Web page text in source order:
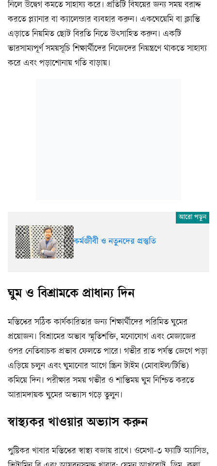
নিলে উদ্বেগ কমতে সাহায্য করে। প্রতিটি বিষয়ের জন্য সময় বরাদ্দ
করতে প্ল্যানার বা ক্যালেন্ডার ব্যবহার করুন। একঘেয়েমি বা ক্লান্তি
এড়াতে নিয়মিত ছোট বিরতি নিতে উৎসাহিত করুন। একটি
ভারসাম্যপূর্ণ সময়সূচি শিক্ষার্থীদের নিজেদের নিয়ন্ত্রণে থাকতে সাহায্য
করে এবং পড়াশোনায় গতি বাড়ায়।
কর্মজীবী ও নতুনদের প্রস্তুতি
ঘুম ও বিশ্রামকে প্রাধান্য দিন
মস্তিষ্কের সঠিক কার্যকারিতার জন্য শিক্ষার্থীদের পরিমিত ঘুমের
প্রয়োজন। বিশ্রামের অভাব স্মৃতিশক্তি, মনোযোগ এবং মেজাজের
ওপর নেতিবাচক প্রভাব ফেলতে পারে। গভীর রাত পর্যন্ত জেগে পড়া
এড়িয়ে চলুন এবং ঘুমানোর আগে স্ক্রিন টাইম (মোবাইল/টিভি)
কমিয়ে দিন। পরীক্ষার সময় গভীর ও শান্তিময় ঘুম নিশ্চিত করতে
আরামদায়ক ঘুমের অভ্যাস গড়ে তুলুন।
স্বাস্থ্যকর খাওয়ার অভ্যাস করুন
পুষ্টিকর খাবার মস্তিষ্কের স্বাস্থ্য বজায় রাখে। ওমেগা-৩ ফ্যাটি অ্যাসিড,